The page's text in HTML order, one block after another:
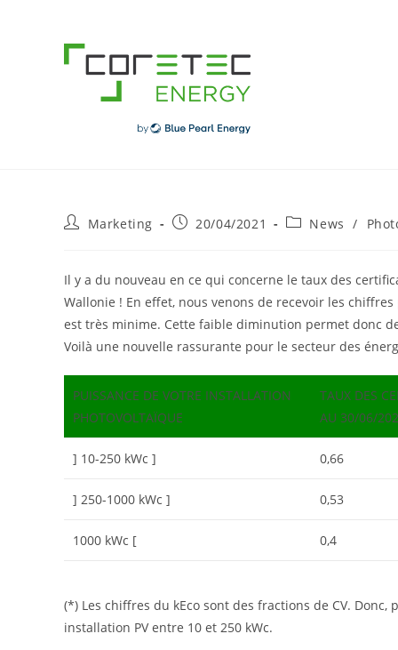
PostMarketing
Post20/04/2021
PostNews /
Il y a du nouveau en ce qui concerne le taux des
Wallonie ! En effet, nous venons de recevoir les
est très minime. Cette faible diminution permet donc
Voilà une nouvelle rassurante pour le secteur des
PUISSANCE DE VOTRE INSTALLATION
PHOTOVOLTAÏQUE
TAUX DES
AU 30/06/
] 10-250 kWc ] 0,66
] 250-1000 kWc ] 0,53
1000 kWc [ 0,4
(*) Les chiffres du kEco sont des fractions de CV.
installation PV entre 10 et 250 kWc.